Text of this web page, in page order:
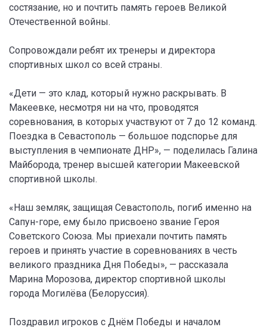
состязание, но и почтить память героев Великой
Отечественной войны.
Сопровождали ребят их тренеры и директора
спортивных школ со всей страны.
«Дети — это клад, который нужно раскрывать. В
Макеевке, несмотря ни на что, проводятся
соревнования, в которых участвуют от 7 до 12 команд.
Поездка в Севастополь — большое подспорье для
выступления в чемпионате ДНР», — поделилась Галина
Майборода, тренер высшей категории Макеевской
спортивной школы.
«Наш земляк, защищая Севастополь, погиб именно на
Сапун-горе, ему было присвоено звание Героя
Советского Союза. Мы приехали почтить память
героев и принять участие в соревнованиях в честь
великого праздника Дня Победы», — рассказала
Марина Морозова, директор спортивной школы
города Могилёва (Белоруссия).
Поздравил игроков с Днём Победы и началом